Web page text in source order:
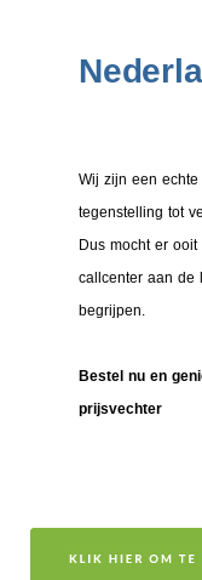
Wij zijn een
tegenstelling tot
Dus mocht er
callcenter aan de
begrijpen.
Bestel nu en
prijsvechter